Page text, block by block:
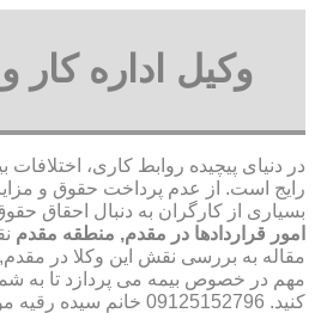
وکیل اداره
در دنیای پیچیده روابط کاری،
رایج است. از عدم پرداخت حقوق و
بسیاری از کارگران به دنبال احقاق
امور قراردادها در مقدم, منطقه مقدم
مقاله به بررسی نقش این وکلا در
مهم در خصوص بیمه می پردازد تا به
کنید. 09125152796 خانم سیده رقیه موسوی